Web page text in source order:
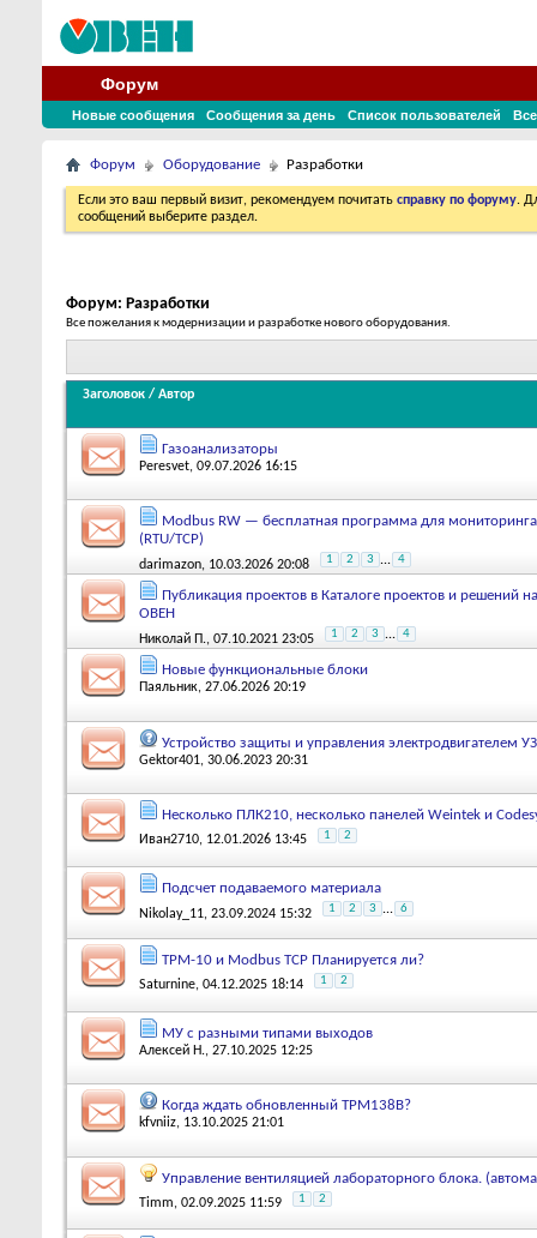
Форум
Новые сообщения Сообщения за день Список пользователей
Форум Оборудование Разработки
Если это ваш первый визит, рекомендуем почитать справку по форуму.
сообщений выберите раздел.
Форум: Разработки
Все пожелания к модернизации и разработке нового оборудования.
Заголовок / Автор
Газоанализаторы
Peresvet, 09.07.2026 16:15
Modbus RW — бесплатная программа для
(RTU/TCP)
darimazon, 10.03.2026 20:08 1 2 3 ... 4
Публикация проектов в Каталоге проектов и решений
ОВЕН
Николай П., 07.10.2021 23:05 1 2 3 ... 4
Новые функциональные блоки
Паяльник, 27.06.2026 20:19
Устройство защиты и управления электродвигателем
Gektor401, 30.06.2023 20:31
Несколько ПЛК210, несколько панелей Weintek и
Иван2710, 12.01.2026 13:45 1 2
Подсчет подаваемого материала
Nikolay_11, 23.09.2024 15:32 1 2 3 ... 6
ТРМ-10 и Modbus TCP Планируется ли?
Saturnine, 04.12.2025 18:14 1 2
MУ с разными типами выходов
Алексей Н., 27.10.2025 12:25
Когда ждать обновленный ТРМ138В?
kfvniiz, 13.10.2025 21:01
Управление вентиляцией лабораторного блока.
Timm, 02.09.2025 11:59 1 2